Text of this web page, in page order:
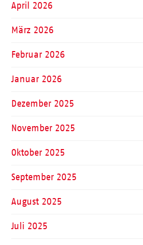
April 2026
März 2026
Februar 2026
Januar 2026
Dezember 2025
November 2025
Oktober 2025
September 2025
August 2025
Juli 2025